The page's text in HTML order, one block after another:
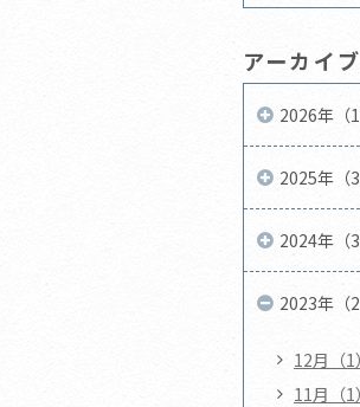
アーカイブ
2026年（
2025年（
2024年（
2023年（
12月（1）
11月（1）